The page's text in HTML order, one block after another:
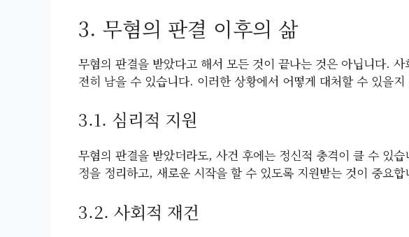
3. 무혐의 판결 이후의 삶
무혐의 판결을 받았다고 해서 모든 것이 끝나는 것은 아닙니다.
전히 남을 수 있습니다. 이러한 상황에서 어떻게 대처할 수 있을지
3.1. 심리적 지원
무혐의 판결을 받았더라도, 사건 후에는 정신적 충격이 클 수 있
정을 정리하고, 새로운 시작을 할 수 있도록 지원받는 것이 중요합
3.2. 사회적 재건